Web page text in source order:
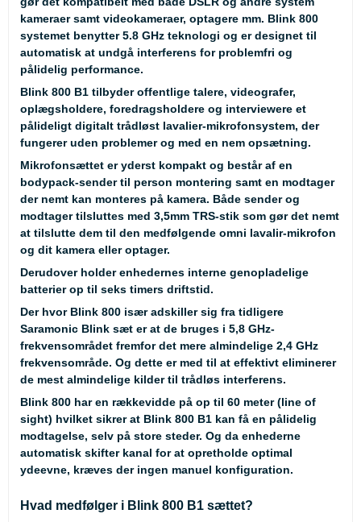
kameraer samt videokameraer, optagere mm. Blink 800
systemet benytter 5.8 GHz teknologi og er designet til
automatisk at undgå interferens for problemfri og
pålidelig performance.
Blink 800 B1 tilbyder offentlige talere, videografer,
oplægsholdere, foredragsholdere og interviewere et
pålideligt digitalt trådløst lavalier-mikrofonsystem, der
fungerer uden problemer og med en nem opsætning.
Mikrofonsættet er yderst kompakt og består af en
bodypack-sender til person montering samt en modtager
der nemt kan monteres på kamera. Både sender og
modtager tilsluttes med 3,5mm TRS-stik som gør det nemt
at tilslutte dem til den medfølgende omni lavalir-mikrofon
og dit kamera eller optager.
Derudover holder enhedernes interne genopladelige
batterier op til seks timers driftstid.
Der hvor Blink 800 især adskiller sig fra tidligere
Saramonic Blink sæt er at de bruges i 5,8 GHz-
frekvensområdet fremfor det mere almindelige 2,4 GHz
frekvensområde. Og dette er med til at effektivt eliminerer
de mest almindelige kilder til trådløs interferens.
Blink 800 har en rækkevidde på op til 60 meter (line of
sight) hvilket sikrer at Blink 800 B1 kan få en pålidelig
modtagelse, selv på store steder. Og da enhederne
automatisk skifter kanal for at opretholde optimal
ydeevne, kræves der ingen manuel konfiguration.
Hvad medfølger i Blink 800 B1 sættet?